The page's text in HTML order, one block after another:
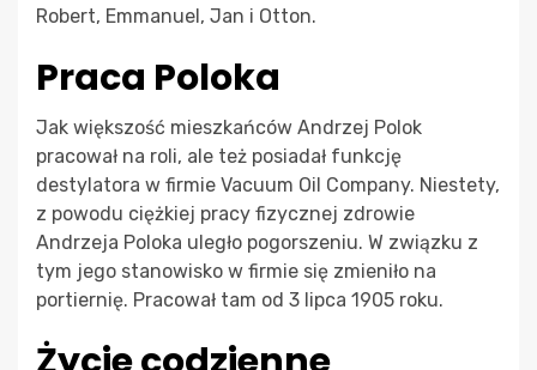
Robert, Emmanuel, Jan i Otton.
Praca Poloka
Jak większość mieszkańców Andrzej Polok
pracował na roli, ale też posiadał funkcję
destylatora w firmie Vacuum Oil Company. Niestety,
z powodu ciężkiej pracy fizycznej zdrowie
Andrzeja Poloka uległo pogorszeniu. W związku z
tym jego stanowisko w firmie się zmieniło na
portiernię. Pracował tam od 3 lipca 1905 roku.